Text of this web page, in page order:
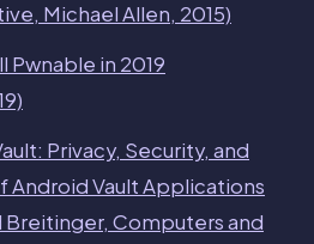
Michael Allen, 2015)
Pwnable in 2019
Privacy, Security, and
Android Vault Applications
Breitinger, Computers and